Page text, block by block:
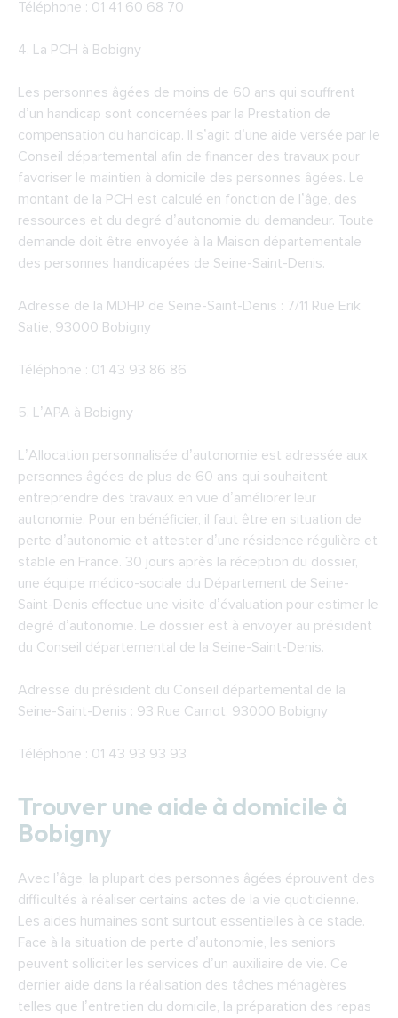
Téléphone : 01 41 60 68 70
4. La PCH à Bobigny
Les personnes âgées de moins de 60 ans qui souffrent
d’un handicap sont concernées par la Prestation de
compensation du handicap. Il s’agit d’une aide versée par le
Conseil départemental afin de financer des travaux pour
favoriser le maintien à domicile des personnes âgées. Le
montant de la PCH est calculé en fonction de l’âge, des
ressources et du degré d’autonomie du demandeur. Toute
demande doit être envoyée à la Maison départementale
des personnes handicapées de Seine-Saint-Denis.
Adresse de la MDHP de Seine-Saint-Denis : 7/11 Rue Erik
Satie, 93000 Bobigny
Téléphone : 01 43 93 86 86
5. L’APA à Bobigny
L’Allocation personnalisée d’autonomie est adressée aux
personnes âgées de plus de 60 ans qui souhaitent
entreprendre des travaux en vue d’améliorer leur
autonomie. Pour en bénéficier, il faut être en situation de
perte d’autonomie et attester d’une résidence régulière et
stable en France. 30 jours après la réception du dossier,
une équipe médico-sociale du Département de Seine-
Saint-Denis effectue une visite d’évaluation pour estimer le
degré d’autonomie. Le dossier est à envoyer au président
du Conseil départemental de la Seine-Saint-Denis.
Adresse du président du Conseil départemental de la
Seine-Saint-Denis : 93 Rue Carnot, 93000 Bobigny
Téléphone : 01 43 93 93 93
Trouver une aide à domicile à
Bobigny
Avec l’âge, la plupart des personnes âgées éprouvent des
difficultés à réaliser certains actes de la vie quotidienne.
Les aides humaines sont surtout essentielles à ce stade.
Face à la situation de perte d’autonomie, les seniors
peuvent solliciter les services d’un auxiliaire de vie. Ce
dernier aide dans la réalisation des tâches ménagères
telles que l’entretien du domicile, la préparation des repas